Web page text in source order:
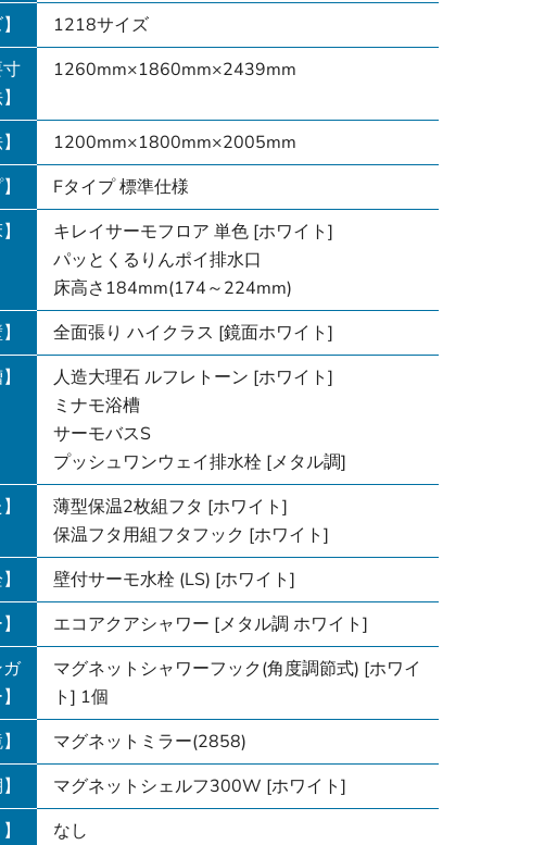
1218サイズ
寸
1260mm×1860mm×2439mm
1200mm×1800mm×2005mm
Fタイプ 標準仕様
キレイサーモフロア 単色 [ホワイト]
パッとくるりんポイ排水口
床高さ184mm(174～224mm)
全面張り ハイクラス [鏡面ホワイト]
人造大理石 ルフレトーン [ホワイト]
ミナモ浴槽
サーモバスS
プッシュワンウェイ排水栓 [メタル調]
薄型保温2枚組フタ [ホワイト]
保温フタ用組フタフック [ホワイト]
壁付サーモ水栓 (LS) [ホワイト]
エコアクアシャワー [メタル調 ホワイト]
ガ
マグネットシャワーフック(角度調節式) [ホワイ
ト] 1個
マグネットミラー(2858)
マグネットシェルフ300W [ホワイト]
なし